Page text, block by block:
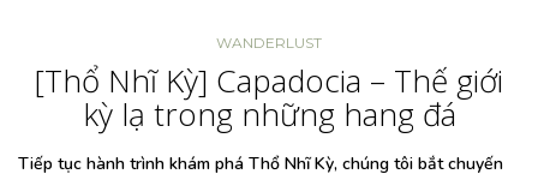
WANDERLUST
[Thổ Nhĩ Kỳ] Capadocia – Thế giới
kỳ lạ trong những hang đá
Tiếp tục hành trình khám phá Thổ Nhĩ Kỳ, chúng tôi bắt chuyến